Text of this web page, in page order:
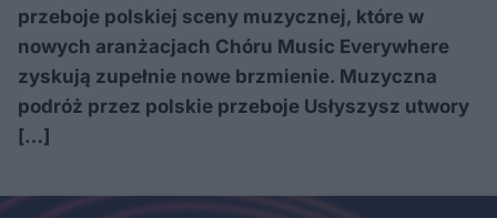
przeboje polskiej sceny muzycznej, które w
nowych aranżacjach Chóru Music Everywhere
zyskują zupełnie nowe brzmienie. Muzyczna
podróż przez polskie przeboje Usłyszysz utwory
[…]